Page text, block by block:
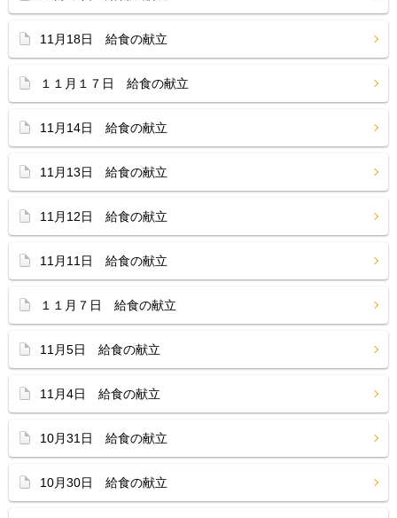
11月18日 給食の献立
１１月１７日 給食の献立
11月14日 給食の献立
11月13日 給食の献立
11月12日 給食の献立
11月11日 給食の献立
１１月７日 給食の献立
11月5日 給食の献立
11月4日 給食の献立
10月31日 給食の献立
10月30日 給食の献立